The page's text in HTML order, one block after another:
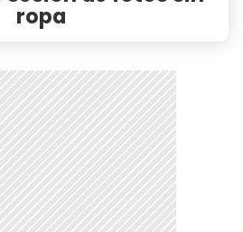
ropa